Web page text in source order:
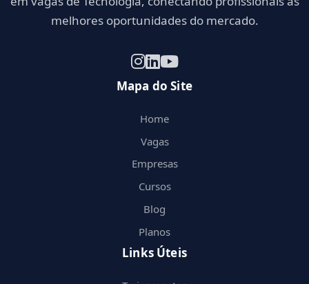
melhores oportunidades do mercado.
Mapa do Site
Home
Vagas
Empresas
Cursos
Blog
Planos
Links Úteis